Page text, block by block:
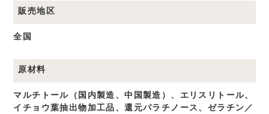
＞
商
品
一
販売地区
全国
原材料
マルチトール（国内製造、中国製造）、エリスリトール、
イチョウ葉抽出物加工品、還元パラチノース、ゼラチン／